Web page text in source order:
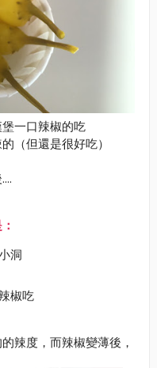
一口辣椒的吃
（但還是很好吃）
洞
椒吃
辣度，而辣椒變薄後，